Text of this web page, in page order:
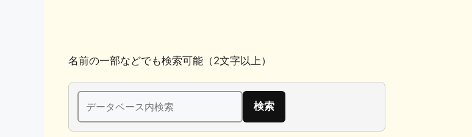
名前の一部などでも検索可能（2文字以上）
検
索: